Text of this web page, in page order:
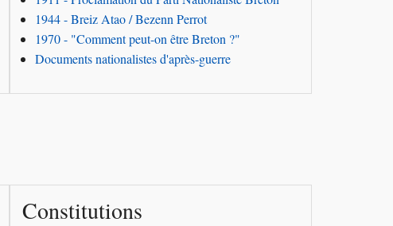
1944 - Breiz Atao / Bezenn Perrot
1970 - "Comment peut-on être Breton ?"
Documents nationalistes d'après-guerre
Constitutions